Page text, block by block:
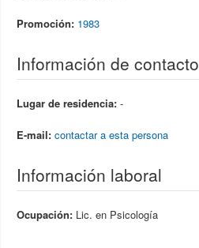
Promoción: 1983
Información de contacto
Lugar de residencia: -
E-mail: contactar a esta persona
Información laboral
Ocupación: Lic. en Psicología